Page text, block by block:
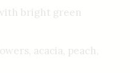
bright green
acacia, peach,